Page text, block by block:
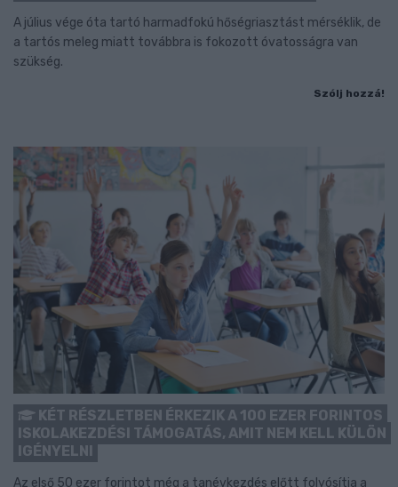
A július vége óta tartó harmadfokú hőségriasztást mérséklik, de
a tartós meleg miatt továbbra is fokozott óvatosságra van
szükség.
Szólj hozzá!
KÉT RÉSZLETBEN ÉRKEZIK A 100 EZER FORINTOS
ISKOLAKEZDÉSI TÁMOGATÁS, AMIT NEM KELL KÜLÖN
IGÉNYELNI
Az első 50 ezer forintot még a tanévkezdés előtt folyósítja a